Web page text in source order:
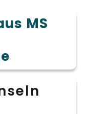
MS